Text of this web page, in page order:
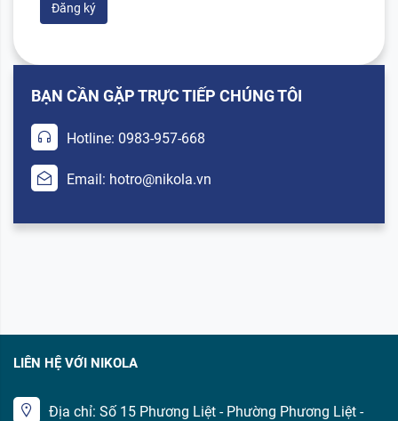
Đăng ký
BẠN CẦN GẶP TRỰC TIẾP CHÚNG TÔI
Hotline: 0983-957-668
Email: hotro@nikola.vn
LIÊN HỆ VỚI NIKOLA
Địa chỉ: Số 15 Phương Liệt - Phường Phương Liệt -